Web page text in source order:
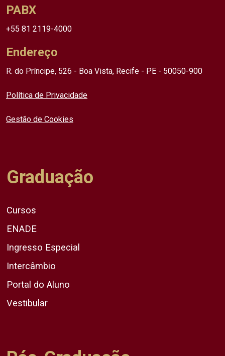
PABX
+55 81 2119-4000
Endereço
R. do Príncipe, 526 - Boa Vista, Recife - PE - 50050-900
Política de Privacidade
Gestão de Cookies
Graduação
Cursos
ENADE
Ingresso Especial
Intercâmbio
Portal do Aluno
Vestibular